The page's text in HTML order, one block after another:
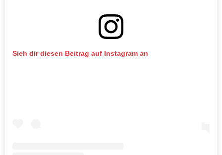
Sieh dir diesen Beitrag auf Instagram an